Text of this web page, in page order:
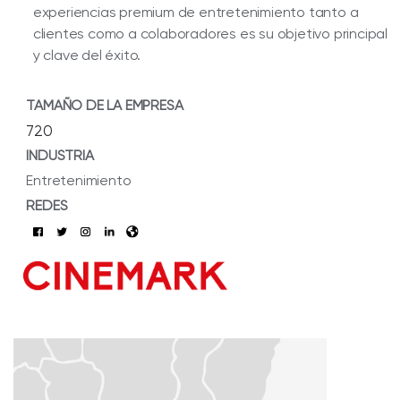
experiencias premium de entretenimiento tanto a
clientes como a colaboradores es su objetivo principal
y clave del éxito.
TAMAÑO DE LA EMPRESA
720
INDUSTRIA
Entretenimiento
REDES